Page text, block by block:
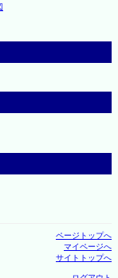
ページトップへ
マイページへ
サイトトップへ